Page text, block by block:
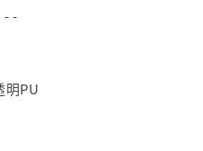
- -
明PU